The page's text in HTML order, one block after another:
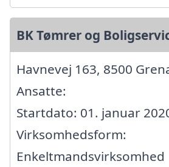
BK Tømrer og
Havnevej 163, 8500
Ansatte:
Startdato: 01. januar
Virksomhedsform:
Enkeltmandsvirksomhed